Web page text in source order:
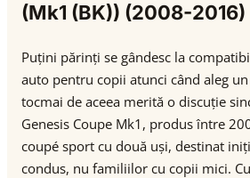
(Mk1 (BK)) (2008-2016)
Puțini părinți se gândesc la
auto pentru copii atunci când aleg
tocmai de aceea merită o discuție
Genesis Coupe Mk1, produs între
coupé sport cu două uși, destinat
condus, nu familiilor cu copii mici.